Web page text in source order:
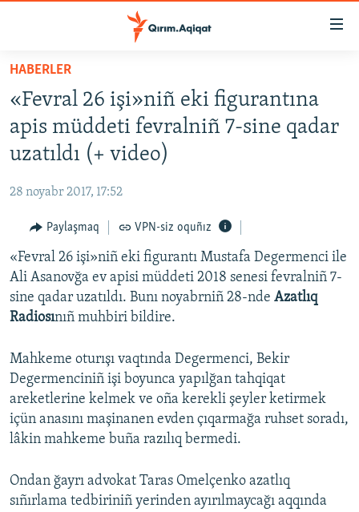
Esas
qaytmaq
Baş
navigatsiyağa
qaytmaq
Qıdıruvğa
qaytmaq
HABERLER
İQTİSADİYAT
MEDENİYET
İNSAN AQLARI
VİDEO
SÜRET
BLOGLAR
Русский
Українською
HABERLER
«Fevral 26 işi»niñ eki figurantına
apis müddeti fevralniñ 7-sine qadar
uzatıldı (+ video)
28 noyabr 2017, 17:52
Paylaşmaq VPN-siz oquñız
«Fevral 26 işi»niñ eki figurantı Mustafa Degermenci ile
Ali Asanovğa ev apisi müddeti 2018 senesi fevralniñ 7-
sine qadar uzatıldı. Bunı noyabrniñ 28-nde Azatlıq
Radiosınıñ muhbiri bildire.
Mahkeme oturışı vaqtında Degermenci, Bekir
Degermenciniñ işi boyunca yapılğan tahqiqat
areketlerine kelmek ve oña kerekli şeyler ketirmek
içün anasını maşinanen evden çıqarmağa ruhset soradı,
lâkin mahkeme buña razılıq bermedi.
Ondan ğayrı advokat Taras Omelçenko azatlıq
sıñırlama tedbiriniñ yerinden ayırılmaycağı aqqında